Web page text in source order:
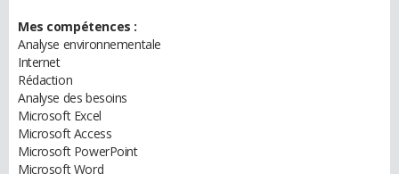
Mes compétences :
Analyse environnementale
Internet
Rédaction
Analyse des besoins
Microsoft Excel
Microsoft Access
Microsoft PowerPoint
Microsoft Word